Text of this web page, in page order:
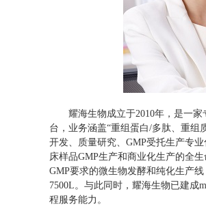
耀海生物成立于2010年，是一
台，业务涵盖“重组蛋白/多肽、重组
开发、质量研究、GMP受托生产专
床样品GMP生产和商业化生产的全
GMP要求的微生物发酵和纯化生产
7500L。与此同时，耀海生物已建成
程服务能力。